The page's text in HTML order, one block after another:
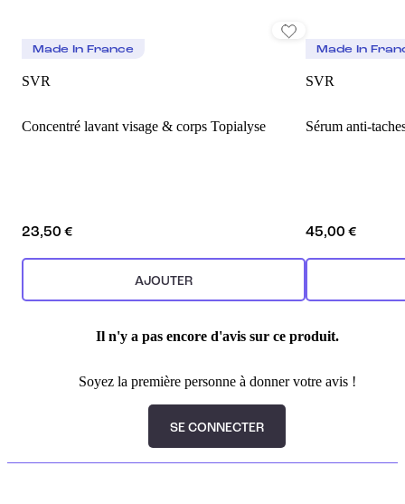
Made In France
SVR
Concentré lavant visage & corps Topialyse
23,50 €
AJOUTER
Made In
SVR
Sérum anti-
45,00 €
Il n'y a pas encore d'avis sur ce produit.
Soyez la première personne à donner votre avis !
SE CONNECTER